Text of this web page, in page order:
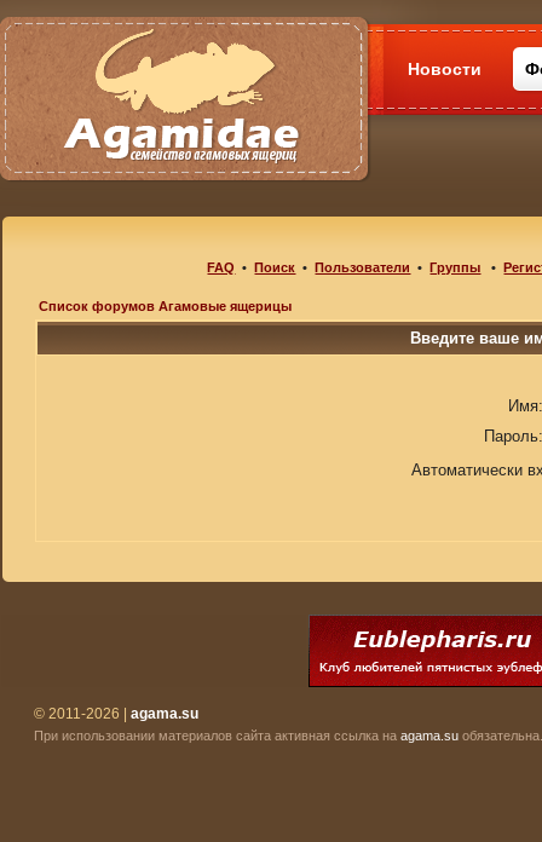
Новости
FAQ •Поиск •Пользователи •Группы •
Список форумов Агамовые ящерицы
Введите ваше
Имя:
Пароль:
Автоматически
© 2011-2026 | agama.su
При использовании материалов сайта активная ссылка на agama.su обязательна.